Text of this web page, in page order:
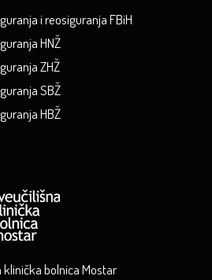
i reosiguranja FBiH
HNŽ
ZHŽ
SBŽ
HBŽ
bolnica Mostar